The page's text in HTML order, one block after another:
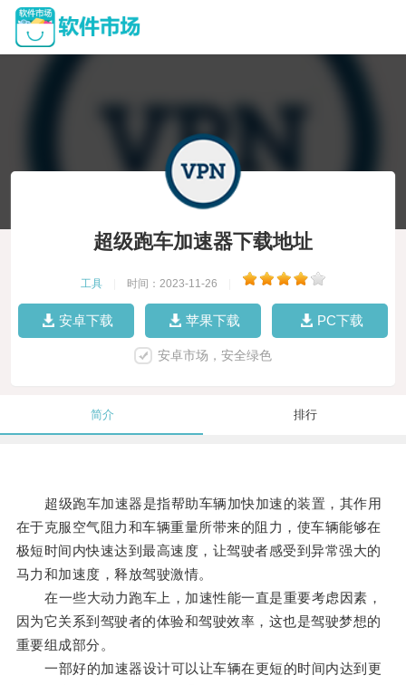
超级跑车加速器下载地址
工具 时间：2023-11-26
安卓下载 苹果下载 PC下载
安卓市场，安全绿色
简介 排行
超级跑车加速器是指帮助车辆加快加速的装置，其作用
在于克服空气阻力和车辆重量所带来的阻力，使车辆能够在
极短时间内快速达到最高速度，让驾驶者感受到异常强大的
马力和加速度，释放驾驶激情。
在一些大动力跑车上，加速性能一直是重要考虑因素，
因为它关系到驾驶者的体验和驾驶效率，这也是驾驶梦想的
重要组成部分。
一部好的加速器设计可以让车辆在更短的时间内达到更